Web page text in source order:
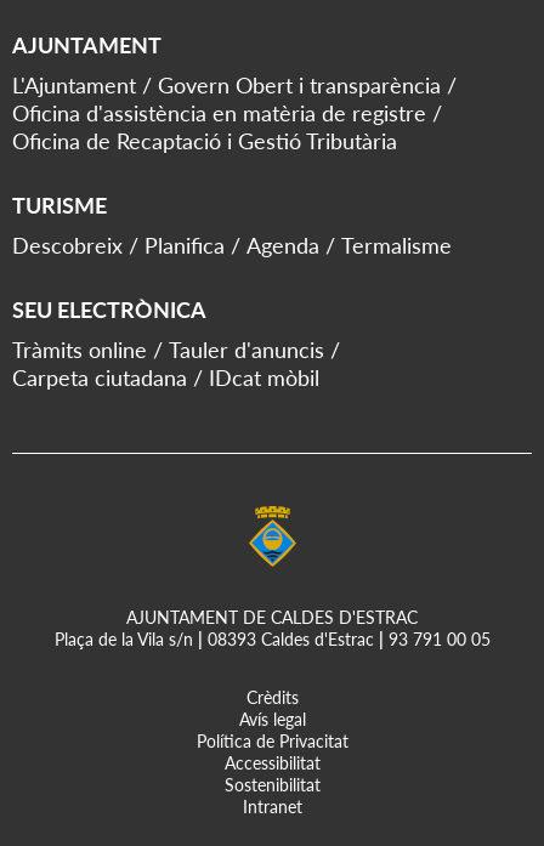
AJUNTAMENT
L'Ajuntament
Govern Obert i transparència
Oficina d'assistència en matèria de registre
Oficina de Recaptació i Gestió Tributària
TURISME
Descobreix
Planifica Agenda Termalisme
SEU ELECTRÒNICA
Tràmits online
Tauler d'anuncis
Carpeta ciutadana
IDcat mòbil
AJUNTAMENT DE CALDES D'ESTRAC
Plaça de la Vila s/n
08393 Caldes d'Estrac 93 791 00 05
Crèdits
Avís legal
Política de Privacitat
Accessibilitat
Sostenibilitat
Intranet